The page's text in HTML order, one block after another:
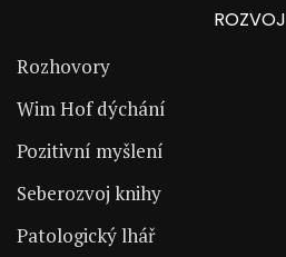
ROZVOJ
Rozhovory
Wim Hof dýchání
Pozitivní myšlení
Seberozvoj knihy
Patologický lhář